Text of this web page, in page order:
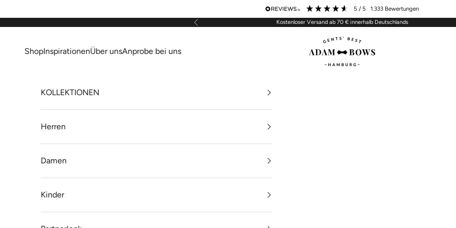
5 / 5 1.333 Bewertungen
Zurück Kostenloser Versand ab 70 € innerhalb Deutschlands
ADAM BOWS
ShopInspirationenÜber unsAnprobe bei uns
KOLLEKTIONEN
Herren
Damen
Kinder